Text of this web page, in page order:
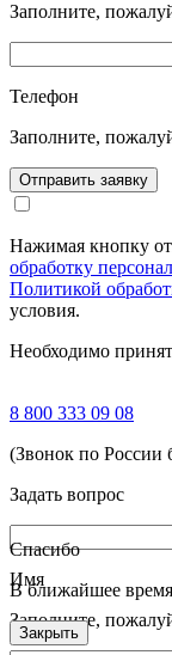
Заполните,
Телефон
Заполните,
Отправить заявку
Нажимая кнопку
обработку
Политикой
условия.
Необходимо
8 800 333 09 08
(Звонок по России
Задать вопрос
Имя
Заполните,
Спасибо
В ближайшее
Закрыть